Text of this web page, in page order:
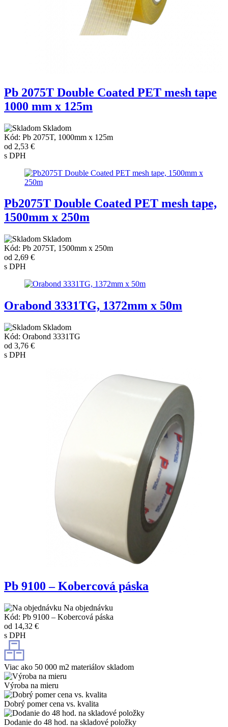
Pb 2075T Double Coated PET mesh tape
1000 mm x 125m
Skladom
Kód: Pb 2075T, 1000mm x 125m
od 2,53 €
s DPH
Pb2075T Double Coated PET mesh tape,
1500mm x 250m
Skladom
Kód: Pb 2075T, 1500mm x 250m
od 2,69 €
s DPH
Orabond 3331TG, 1372mm x 50m
Skladom
Kód: Orabond 3331TG
od 3,76 €
s DPH
Pb 9100 – Kobercová páska
Na objednávku
Kód: Pb 9100 – Kobercová páska
od 14,32 €
s DPH
Viac ako 50 000 m2 materiálov skladom
Výroba na mieru
Dobrý pomer cena vs. kvalita
Dodanie do 48 hod. na skladové položky